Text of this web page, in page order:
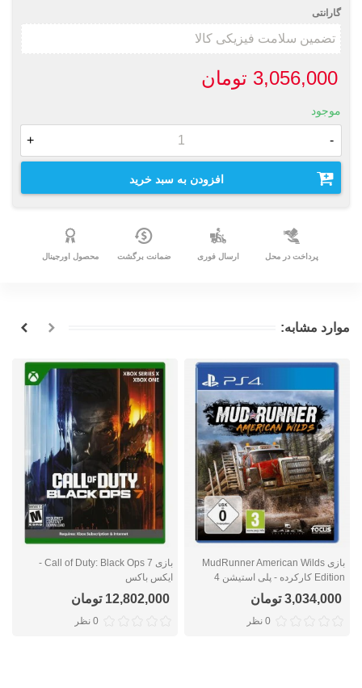
گارانتی
3,056,000 تومان
موجود
-
+
افزودن به سبد خرید
پرداخت در محل ارسال فوری ضمانت برگشت محصول اورجینال
موارد مشابه:
بازی MudRunner American Wilds
Edition کارکرده - پلی استیشن 4
3,034,000 تومان
0 نظر
بازی Call of Duty: Black Ops 7 -
ایکس باکس
12,802,000 تومان
0 نظر